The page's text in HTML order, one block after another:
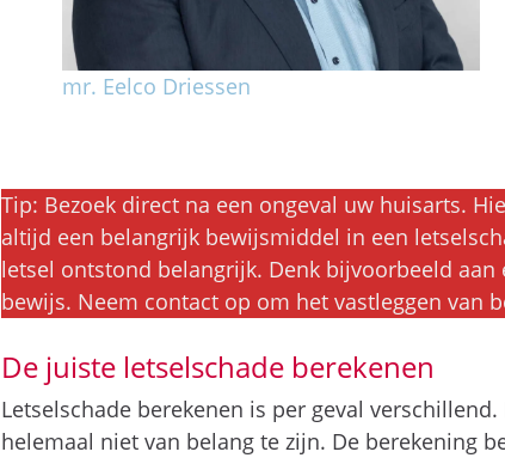
mr. Eelco Driessen
Tip: Bezoek direct na een ongeval uw huisarts.
altijd een belangrijk bewijsmiddel in een
letsel ontstond belangrijk. Denk bijvoorbeeld
bewijs. Neem contact op om het vastleggen van
De juiste letselschade berekenen
Letselschade berekenen is per geval
helemaal niet van belang te zijn. De berekening